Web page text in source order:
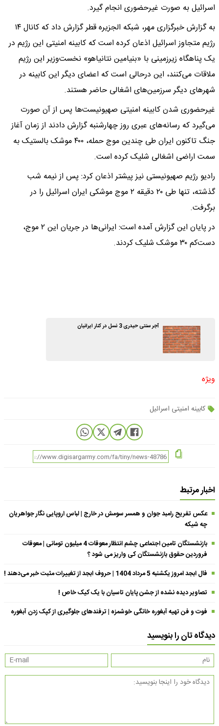
اسرائیل به صورت غیرحضوری انجام گیرد.
به گزارش خبرگزاری مهر، شبکه الجزیره قطر گزارش داد که کانال ۱۴
رژیم متجاوز اسرائیل اذعان کرده است که کابینه امنیتی این رژیم در
یک پناهگاه زیرزمینی با «بنیامین نتانیاهو» نخست‌وزیر این رژیم
ملاقات می‌کنند، این درحالی است که اعضای دیگر این کابینه در
شهرهای دیگر سرزمین‌های اشغالی حاضر هستند.
غیرحضوری شدن کابینه امنیتی صهیونیست‌ها پس از آن صورت
می‌گیرد که رسانه‌های عبری روز چهارشنبه گزارش دادند از زمان آغاز
جنگ تاکنون ایران طی چندین موج حمله، ۴۰۰ موشک بالستیک به
سمت اراضی اشغالی شلیک کرده است.
رادیو رژیم صهیونیستی نیز پیشتر اذعان کرد: پس از نیمه شب
گذشته، تنها طی ۲۰ دقیقه ۲ موج موشکی ایران اسرائیل را در
برگرفت.
در پایان این گزارش آمده است: ایرانی‌ها در جریان این ۲ موج،
دست‌کم ۳۰ موشک شلیک کردند.
آجر سنتی حیدری 3 نسل در کنار ایرانیان
ویژه
کابینه امنیتی اسرائیل
اخبار مرتبط
عکس تفریح رامبد جوان و همسر سومش در خارج | لباس اروپایی نگار جواهریان
چه شیکه
بازنشستگان تامین اجتماعی چشم انتظار معوقات 4 میلیون تومانی | معوقات
فروردین حقوق بازنشستگان کی واریز می شود ؟
فال ابجد امروز یکشنبه 5 مرداد 1404 | حروف ابجد از تغییرات مثبت خبر می‌دهند !
تصاویر دیده نشده از جشن پایان تاسیان با یک کیک خاص !
فوت و فن تهیه آبغوره خانگی خوشمزه | ترفندهای جلوگیری از کپک زدن آبغوره
دیدگاه تان را بنویسید